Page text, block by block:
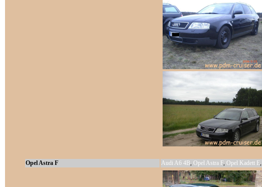
Opel Astra F Audi A6 4B, Opel Astra F, Opel Kadett E,